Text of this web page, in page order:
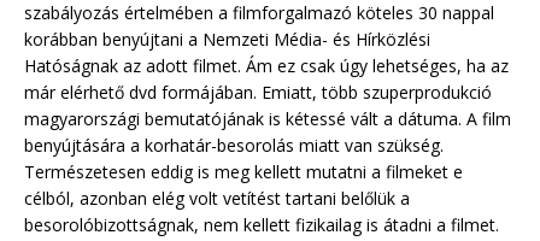
szabályozás értelmében a filmforgalmazó köteles 30 nappal
korábban benyújtani a Nemzeti Média- és Hírközlési
Hatóságnak az adott filmet. Ám ez csak úgy lehetséges, ha az
már elérhető dvd formájában. Emiatt, több szuperprodukció
magyarországi bemutatójának is kétessé vált a dátuma. A film
benyújtására a korhatár-besorolás miatt van szükség.
Természetesen eddig is meg kellett mutatni a filmeket e
célból, azonban elég volt vetítést tartani belőlük a
besorolóbizottságnak, nem kellett fizikailag is átadni a filmet.